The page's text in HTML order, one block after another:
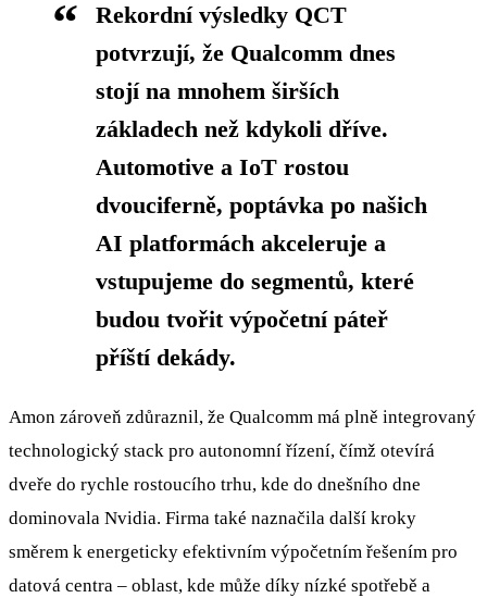
Rekordní výsledky QCT
potvrzují, že Qualcomm dnes
stojí na mnohem širších
základech než kdykoli dříve.
Automotive a IoT rostou
dvouciferně, poptávka po našich
AI platformách akceleruje a
vstupujeme do segmentů, které
budou tvořit výpočetní páteř
příští dekády.
Amon zároveň zdůraznil, že Qualcomm má plně integrovaný
technologický stack pro autonomní řízení, čímž otevírá
dveře do rychle rostoucího trhu, kde do dnešního dne
dominovala Nvidia. Firma také naznačila další kroky
směrem k energeticky efektivním výpočetním řešením pro
datová centra – oblast, kde může díky nízké spotřebě a